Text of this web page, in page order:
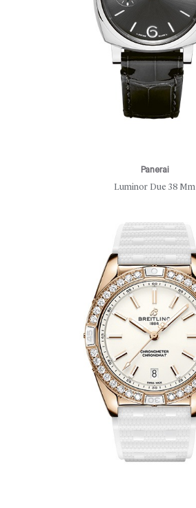
Panerai
Luminor Due 38 Mm